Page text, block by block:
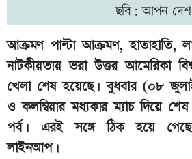
ছবি: আপন দেশ
আক্রমণ পাল্টা আক্রমণ, হাতাহাতি,
নাটকীয়তায় ভরা উত্তর আমেরিকা
খেলা শেষ হয়েছে। বুধবার (০৮
ও কলম্বিয়ার মধ্যকার ম্যাচ দিয়ে
পর্ব। এরই সঙ্গে ঠিক হয়ে গেছে
লাইনআপ।